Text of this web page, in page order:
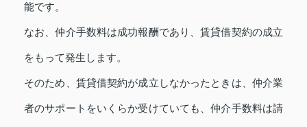
能です。
なお、仲介手数料は成功報酬であり、賃貸借契約の成立
をもって発生します。
そのため、賃貸借契約が成立しなかったときは、仲介業
者のサポートをいくらか受けていても、仲介手数料は請